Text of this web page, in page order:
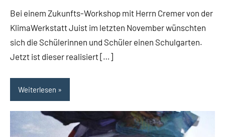
Bei einem Zukunfts-Workshop mit Herrn Cremer von der
KlimaWerkstatt Juist im letzten November wünschten
sich die Schülerinnen und Schüler einen Schulgarten.
Jetzt ist dieser realisiert […]
Weiterlesen